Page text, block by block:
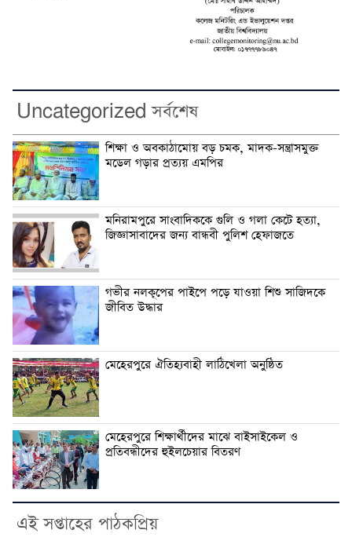
Uncategorized সর্বশেষ
শিক্ষা ও অবকাঠামোয় বড় চমক, মাদক-সন্ত্রাসমুক্ত
মডেল গড়ার প্রত্যয় এমপির
মনিরামপুরে সাংবাদিককে গুলি ও গলা কেটে হত্যা,
জিজ্ঞাসাবাদের জন্য বান্ধবী পুলিশ হেফাজতে
গভীর নলকূপের পাইপে পড়ে যাওয়া শিশু সাজিদকে
জীবিত উদ্ধার
মেহেরপুরে ঐতিহ্যবাহী লাঠিখেলা অনুষ্ঠিত
মেহেরপুরে শিক্ষার্থীদের মাঝে বাইসাইকেল ও
প্রতিবন্ধীদের হুইলচেয়ার বিতরণ
এই সপ্তাহের পাঠকপ্রিয়